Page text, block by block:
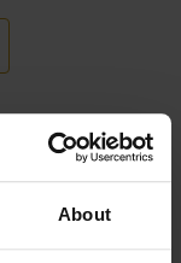
About